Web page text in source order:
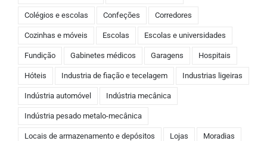
Colégios e escolas Confeções Corredores
Cozinhas e móveis Escolas Escolas e universidades
Fundição Gabinetes médicos Garagens Hospitais
Hóteis Industria de fiação e tecelagem Industrias ligeiras
Indústria automóvel Indústria mecânica
Indústria pesado metalo-mecânica
Locais de armazenamento e depósitos Lojas Moradias